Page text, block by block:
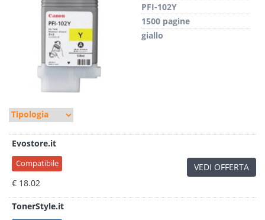
PFI-102Y
1500 pagine
giallo
Evostore.it
Compatibile
€ 18.02
VEDI OFFERTA
TonerStyle.it